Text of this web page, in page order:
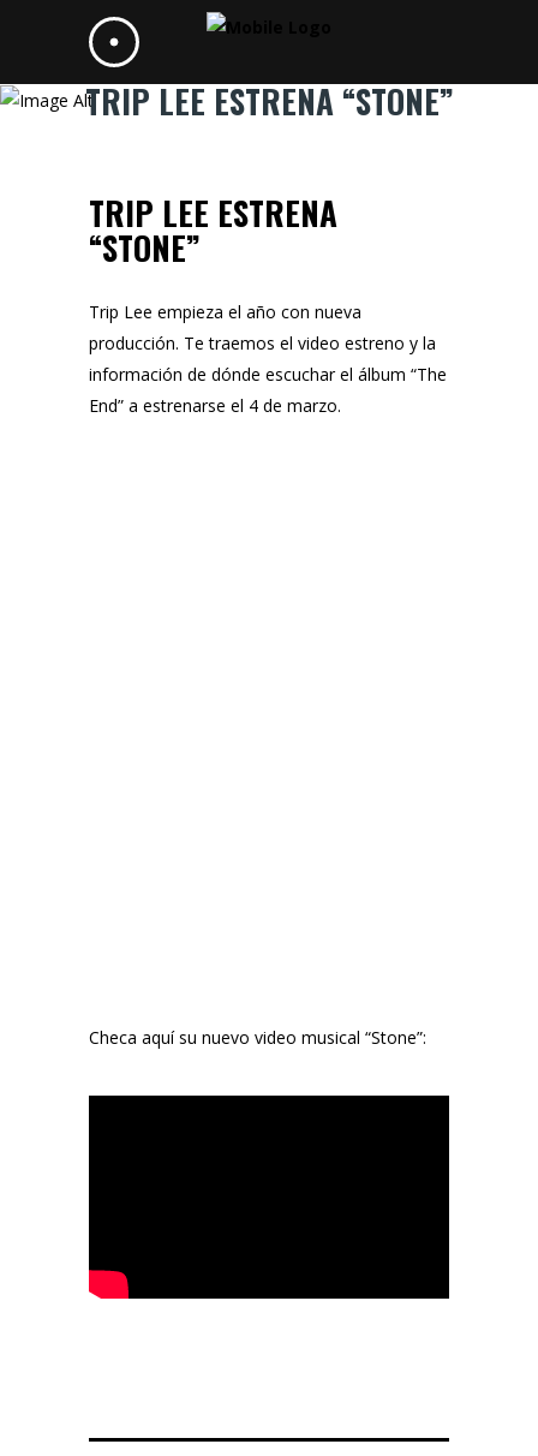
TRIP LEE ESTRENA “STONE”
TRIP LEE ESTRENA
“STONE”
Trip Lee empieza el año con nueva
producción. Te traemos el video estreno y la
información de dónde escuchar el álbum “The
End” a estrenarse el 4 de marzo.
Checa aquí su nuevo video musical “Stone”: